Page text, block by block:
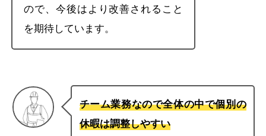
ので、今後はより改善されること
を期待しています。
チーム業務なので全体の中で個別の
休暇は調整しやすい